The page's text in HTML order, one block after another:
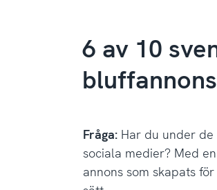
6 av 10
Fråga: Har du under
sociala medier? Med
annons som skapats